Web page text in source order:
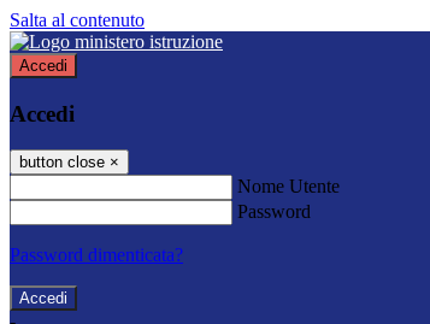
Salta al contenuto
Accedi
Accedi
button close ×
Nome Utente
Password
Password dimenticata?